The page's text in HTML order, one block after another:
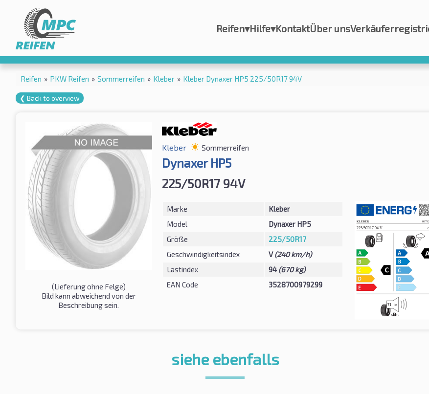
Reifen▾Hilfe▾KontaktÜber uns
Reifen » PKW Reifen » Sommerreifen » Kleber » Kleber Dynaxer HP5 225/50R17 94V
❮ Back to overview
(Lieferung ohne Felge)
Bild kann abweichend von der
Beschreibung sein.
Kleber Sommerreifen
Dynaxer HP5
225/50R17 94V
Marke
Kleber
Model
Dynaxer HP5
Größe
225/50R17
Geschwindigkeitsindex
V(240 km/h)
Lastindex
94 (670 kg)
EAN Code
3528700979299
siehe ebenfalls